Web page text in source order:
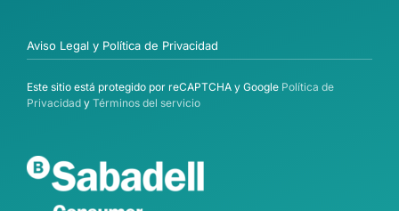
Aviso Legal y Política de Privacidad
Este sitio está protegido por reCAPTCHA y Google Política de
Privacidady Términos del servicio